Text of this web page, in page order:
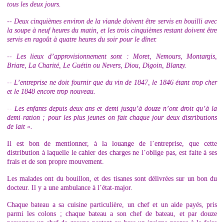
tous les deux jours.
-- Deux cinquièmes environ de la viande doivent être servis en bouilli avec
la soupe à neuf heures du matin, et les trois cinquièmes restant doivent être
servis en ragoût à quatre heures du soir pour le dîner.
-- Les lieux d’approvisionnement sont : Moret, Nemours, Montargis,
Briare, La Charité, Le Guétin ou Nevers, Diou, Digoin, Blanzy.
-- L’entreprise ne doit fournir que du vin de 1847, le 1846 étant trop cher
et le 1848 encore trop nouveau.
-- Les enfants depuis deux ans et demi jusqu’à douze n’ont droit qu’à la
demi-ration ; pour les plus jeunes on fait chaque jour deux distributions
de lait ».
Il est bon de mentionner, à la louange de l’entreprise, que cette
distribution à laquelle le cahier des charges ne l’oblige pas, est faite à ses
frais et de son propre mouvement.
Les malades ont du bouillon, et des tisanes sont délivrées sur un bon du
docteur. Il y a une ambulance à l’état-major.
Chaque bateau a sa cuisine particulière, un chef et un aide payés, pris
parmi les colons ; chaque bateau a son chef de bateau, et par douze